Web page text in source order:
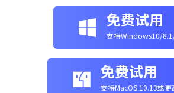
免费试用
支持Windows10/
免费试用
支持MacOS 10.13或更